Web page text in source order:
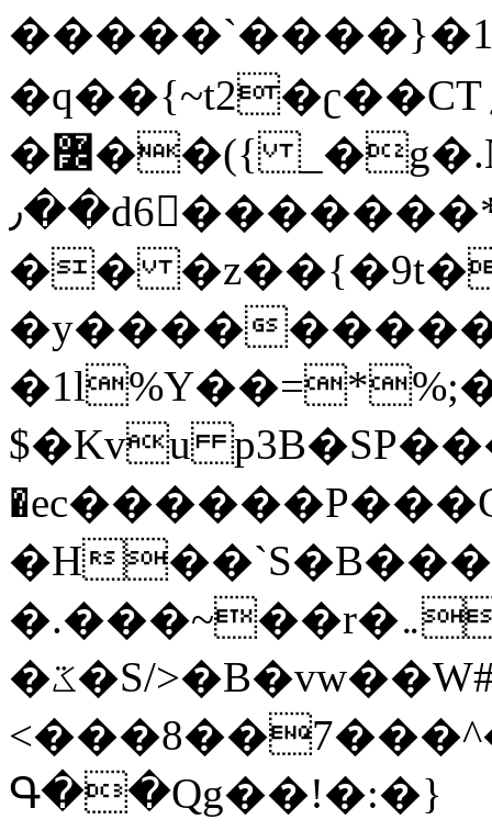
�q��{~t2�ʗ��CT؍���������{�~}ur����u�}o����(�:�j���=����{�۝Vo�An��J^��������M\M�'{{l�i
�߼��({ _�g�.Nfӻg����f7z91o^��̤^�>��2�`�:|#dk�{>�>>&�tsw�Nwo�?
٫��d6򆧇�������*��[|^]oo���NW~zz>�X&�u�=K?
��
�y����
$�Kvu
�H
�.���~��r�޼�}�܅�mؕWu���K}
�ػ�S/>�B�vw��W#�I��*]\W��)Ħ�1��fC}
Գ��Qg��!�:�}